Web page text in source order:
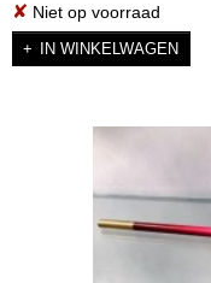
✘ Niet op voorraad
IN WINKELWAGEN